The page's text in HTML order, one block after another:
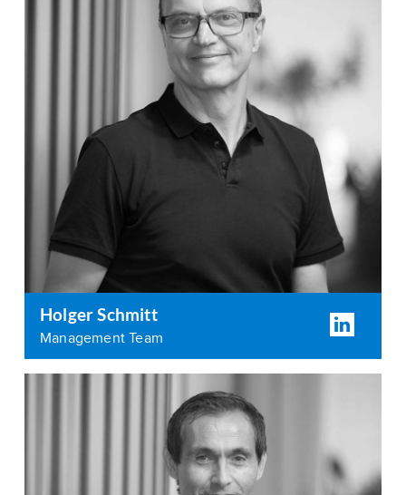
Holger Schmitt
Management Team